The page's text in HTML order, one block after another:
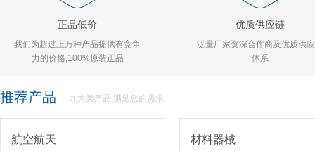
正品低价
我们为超过上万种产品提供有竞争
力的价格,100%原装正品
优质供应链
泛量厂家资深合作商及优质供
体系
推荐产品 九大类产品,满足您的需求
航空航天 材料器械